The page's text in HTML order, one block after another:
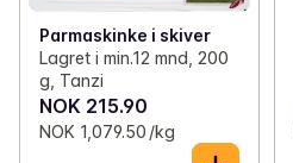
Parmaskinke i skiver
Lagret i min.12 mnd, 200
g, Tanzi
NOK 215.90
NOK 1,079.50 /kg